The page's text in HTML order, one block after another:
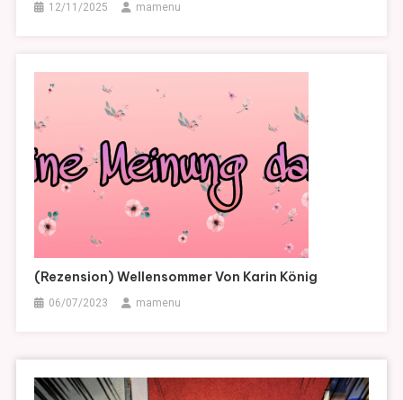
12/11/2025 mamenu
(Rezension) Wellensommer Von Karin König
06/07/2023 mamenu